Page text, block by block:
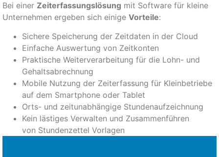
Bei einer Zeiterfassungslösung mit Software für kleine
Unternehmen ergeben sich einige Vorteile:
Sichere Speicherung der Zeitdaten in der Cloud
Einfache Auswertung von Zeitkonten
Praktische Weiterverarbeitung für die Lohn- und
Gehaltsabrechnung
Mobile Nutzung der Zeiterfassung für Kleinbetriebe
auf dem Smartphone oder Tablet
Orts- und zeitunabhängige Stundenaufzeichnung
Kein lästiges Verwalten und Zusammenführen
von Stundenzettel Vorlagen